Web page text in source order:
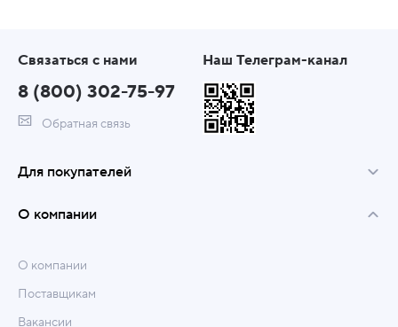
Связаться с нами
8 (800) 302-75-97
Обратная связь
Наш Телеграм-канал
Для покупателей
О компании
О компании
Поставщикам
Вакансии